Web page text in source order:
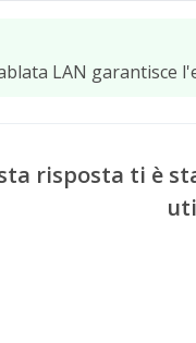
LAN garantisce
risposta ti è